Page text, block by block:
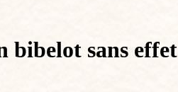
bibelot sans effet